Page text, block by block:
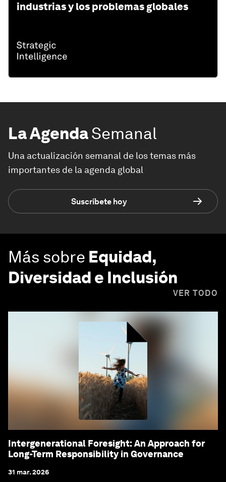
industrias y los problemas globales
La AgendaSemanal
Una actualización semanal de los temas más
importantes de la agenda global
Suscríbete hoy
Más sobre Equidad,
Diversidad e Inclusión
VER TODO
Intergenerational Foresight: An Approach for
Long-Term Responsibility in Governance
31 mar. 2026